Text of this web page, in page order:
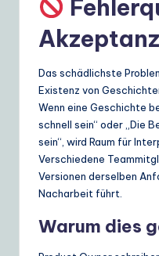
Das schädlichste
Existenz von
Wenn eine Geschichte
schnell sein“ oder „Die
sein“, wird Raum für
Verschiedene
Versionen derselben
Nacharbeit führt.
Warum dies